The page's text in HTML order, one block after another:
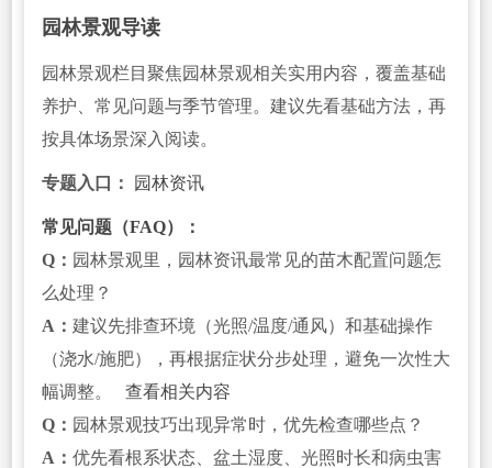
园林景观导读
园林景观栏目聚焦园林景观相关实用内容，覆盖基础
养护、常见问题与季节管理。建议先看基础方法，再
按具体场景深入阅读。
专题入口： 园林资讯
常见问题（FAQ）：
Q： 园林景观里，园林资讯最常见的苗木配置问题怎
么处理？
A： 建议先排查环境（光照/温度/通风）和基础操作
（浇水/施肥），再根据症状分步处理，避免一次性大
幅调整。
查看相关内容
Q： 园林景观技巧出现异常时，优先检查哪些点？
A： 优先看根系状态、盆土湿度、光照时长和病虫害